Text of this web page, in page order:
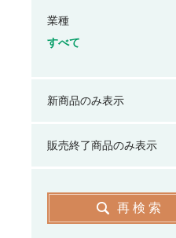
業種
すべて
新商品のみ表示
販売終了商品のみ表示
再検索